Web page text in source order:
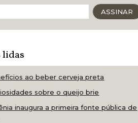
E Regiões De Azeites
ASSINAR
ao beber cerveja preta
sobre o queijo brie
inaugura a primeira fonte pública de